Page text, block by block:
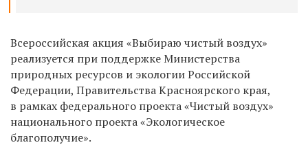
Всероссийская акция «Выбираю чистый воздух»
реализуется при поддержке Министерства
природных ресурсов и экологии Российской
Федерации, Правительства Красноярского края,
в рамках федерального проекта «Чистый воздух»
национального проекта «Экологическое
благополучие».